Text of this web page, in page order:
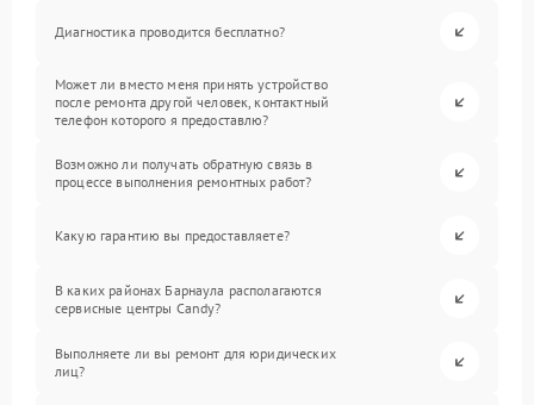
Диагностика проводится бесплатно?
Может ли вместо меня принять устройство
после ремонта другой человек, контактный
телефон которого я предоставлю?
Возможно ли получать обратную связь в
процессе выполнения ремонтных работ?
Какую гарантию вы предоставляете?
В каких районах Барнаула располагаются
сервисные центры Candy?
Выполняете ли вы ремонт для юридических
лиц?